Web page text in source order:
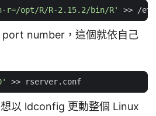
r=/opt/R/R-2.15.2/bin/R'
number，這個就依自己
以 ldconfig 更動整個 Linux